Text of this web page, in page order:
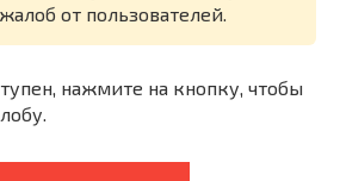
от пользователей.
нажмите на кнопку, чтобы